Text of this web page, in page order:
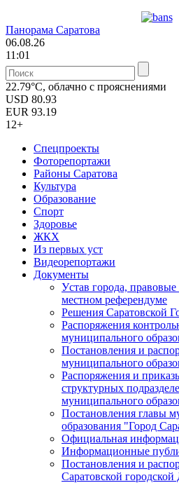
Панорама Саратова
06.08.26
11:01
22.79°C, облачно с прояснениями
USD 80.93
EUR 93.19
12+
Спецпроекты
Фоторепортажи
Районы Саратова
Культура
Образование
Спорт
Здоровье
ЖКХ
Из пеpвых уст
Видеорепортажи
Документы
Уcтав города,
местном референдуме
Решения Саратовской
Распоряжения
муниципального
Постановления и
муниципального
Распоряжения и
структурных
муниципального
Постановления главы
образования "Город
Официальная
Информационные
Постановления и
Саратовской